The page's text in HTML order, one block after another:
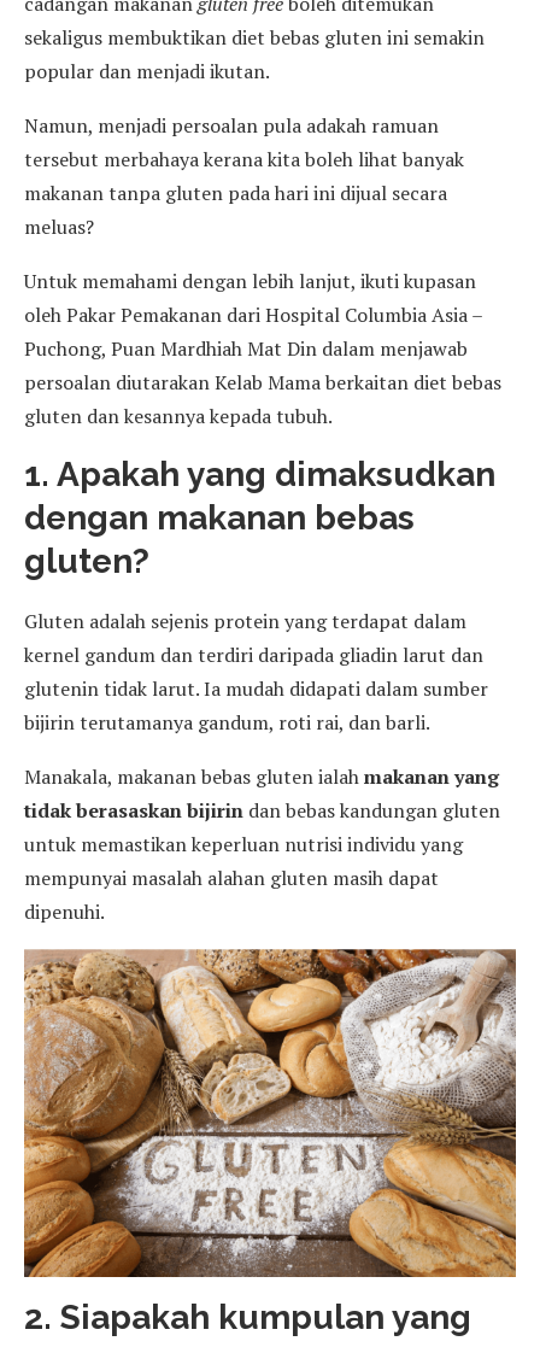
sekaligus membuktikan diet bebas gluten ini semakin
popular dan menjadi ikutan.
Namun, menjadi persoalan pula adakah ramuan
tersebut merbahaya kerana kita boleh lihat banyak
makanan tanpa gluten pada hari ini dijual secara
meluas?
Untuk memahami dengan lebih lanjut, ikuti kupasan
oleh Pakar Pemakanan dari Hospital Columbia Asia –
Puchong, Puan Mardhiah Mat Din dalam menjawab
persoalan diutarakan Kelab Mama berkaitan diet bebas
gluten dan kesannya kepada tubuh.
1. Apakah yang dimaksudkan
dengan makanan bebas
gluten?
Gluten adalah sejenis protein yang terdapat dalam
kernel gandum dan terdiri daripada gliadin larut dan
glutenin tidak larut. Ia mudah didapati dalam sumber
bijirin terutamanya gandum, roti rai, dan barli.
Manakala, makanan bebas gluten ialahmakanan yang
tidak berasaskan bijirin dan bebas kandungan gluten
untuk memastikan keperluan nutrisi individu yang
mempunyai masalah alahan gluten masih dapat
dipenuhi.
2. Siapakah kumpulan yang